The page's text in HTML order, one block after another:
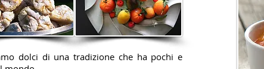
dolci di una tradizione che ha pochi e